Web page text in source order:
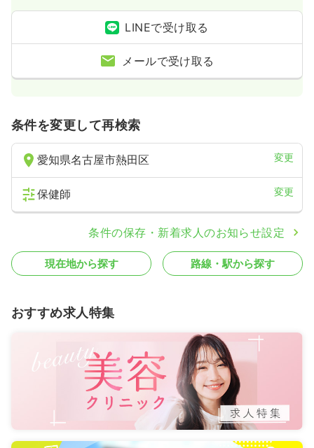
LINEで受け取る
メールで受け取る
条件を変更して再検索
愛知県名古屋市熱田区 変更
保健師 変更
条件の保存・新着求人のお知らせ設定
現在地から探す 路線・駅から探す
おすすめ求人特集